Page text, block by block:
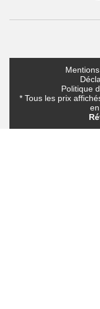
Politique
* Tous les prix